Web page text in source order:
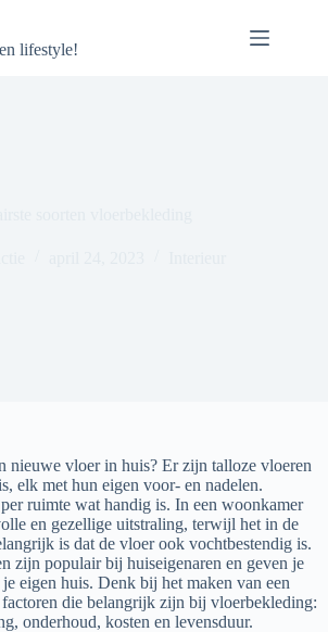
lifestyle!
nieuwe vloer in huis? Er zijn talloze vloeren
elk met hun eigen voor- en nadelen.
ruimte wat handig is. In een woonkamer
en gezellige uitstraling, terwijl het in de
is dat de vloer ook vochtbestendig is.
zijn populair bij huiseigenaren en geven je
eigen huis. Denk bij het maken van een
factoren die belangrijk zijn bij vloerbekleding:
onderhoud, kosten en levensduur.